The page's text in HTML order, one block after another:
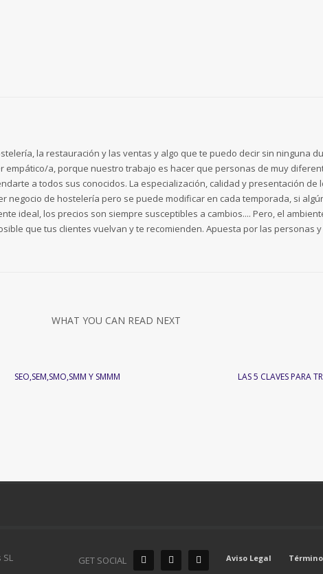
la restauración y las ventas y algo que te puedo decir sin ninguna
a, porque nuestro trabajo es hacer que personas de muy
a todos sus conocidos. La especialización, calidad y presentación de
negocio de hostelería pero se puede modificar en cada temporada, si
ideal, los precios son siempre susceptibles a cambios.... Pero, el
que tus clientes vuelvan y te recomienden. Apuesta por las personas
WHAT YOU CAN READ NEXT
SEO,SEM,SMO,SMM Y SMMM LAS 5 CLAVES PARA
Aviso Legal
GET SOCIAL